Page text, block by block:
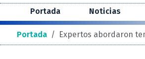
Portada Noticias
Portada / Expertos abordaron